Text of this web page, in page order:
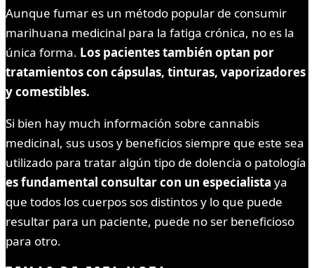
Aunque fumar es un método popular de consumir
marihuana medicinal para la fatiga crónica, no es la
única forma. Los pacientes también optan por
tratamientos con cápsulas, tinturas, vaporizadores
y comestibles.
Si bien hay much información sobre cannabis
medicinal, sus usos y beneficios siempre que este sea
utilizado para tratar algún tipo de dolencia o patología
es fundamental consultar con un especialista ya
que todos los cuerpos sos distintos y lo que puede
resultar para un paciente, puede no ser beneficioso
para otro.